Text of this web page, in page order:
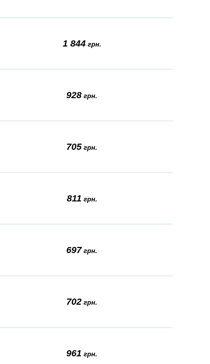
1 844грн.
928 грн.
705 грн.
811 грн.
697 грн.
702 грн.
961 грн.